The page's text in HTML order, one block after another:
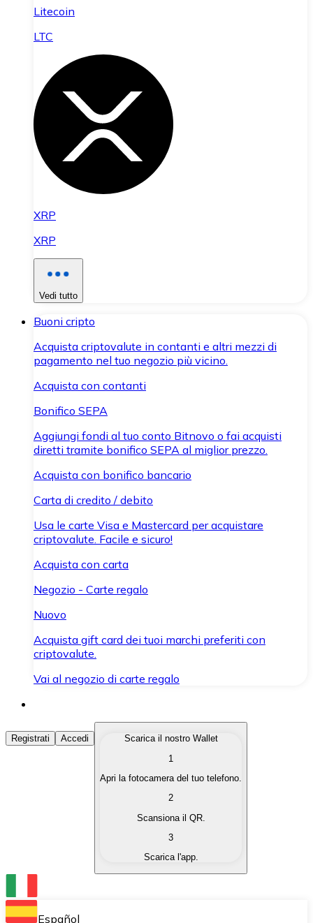
Litecoin
LTC
XRP
XRP
Vedi tutto
Buoni cripto
Acquista criptovalute in contanti e altri mezzi di
pagamento nel tuo negozio più vicino.
Acquista con contanti
Bonifico SEPA
Aggiungi fondi al tuo conto Bitnovo o fai acquisti
diretti tramite bonifico SEPA al miglior prezzo.
Acquista con bonifico bancario
Carta di credito / debito
Usa le carte Visa e Mastercard per acquistare
criptovalute. Facile e sicuro!
Acquista con carta
Negozio - Carte regalo
Nuovo
Acquista gift card dei tuoi marchi preferiti con
criptovalute.
Vai al negozio di carte regalo
Acquista Criptovalute
Acquista le criptovalute che ti interessano in modo
Converti le tue criptovalute in valuta fiat quando ne
Scambia una criptovaluta con un'altra
Conserva le tue cripto in un Wallet self-custodial.
Registrati Accedi
Scarica il nostro Wallet
1
Apri la fotocamera del tuo telefono.
2
Scansiona il QR.
3
Scarica l'app.
Español